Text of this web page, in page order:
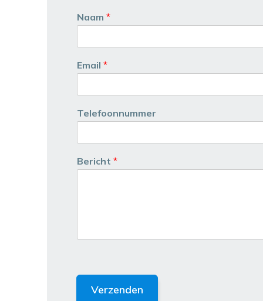
Naam *
Email *
Telefoonnummer
Bericht *
Verzenden